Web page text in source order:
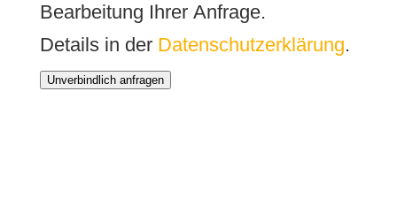
Bearbeitung Ihrer Anfrage.
Details in der Datenschutzerklärung.
Unverbindlich anfragen